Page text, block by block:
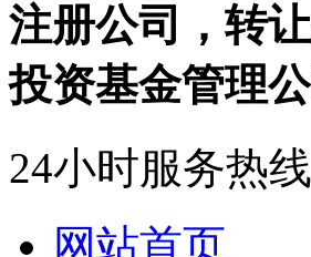
注册公司，转
投资基金管理
24小时服务热线
网站首页